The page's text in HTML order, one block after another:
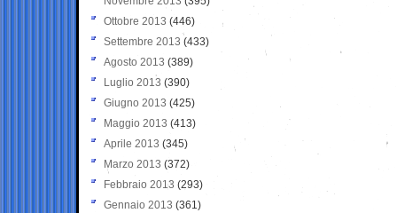
Ottobre 2013 (446)
Settembre 2013 (433)
Agosto 2013 (389)
Luglio 2013 (390)
Giugno 2013 (425)
Maggio 2013 (413)
Aprile 2013 (345)
Marzo 2013 (372)
Febbraio 2013 (293)
Gennaio 2013 (361)